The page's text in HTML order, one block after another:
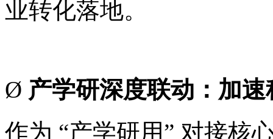
业转化落地。
Ø 产学研深度联动：加
作为 “产学研用” 对接核